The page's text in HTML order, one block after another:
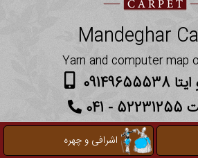
Mandeghar
Yarn and computer map
اشرافی و چهره